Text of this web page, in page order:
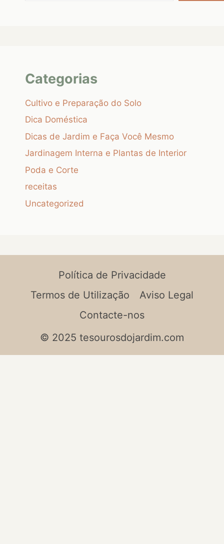
Categorias
Cultivo e Preparação do Solo
Dica Doméstica
Dicas de Jardim e Faça Você Mesmo
Jardinagem Interna e Plantas de Interior
Poda e Corte
receitas
Uncategorized
Política de Privacidade
Termos de Utilização
Aviso Legal
Contacte-nos
© 2025 tesourosdojardim.com